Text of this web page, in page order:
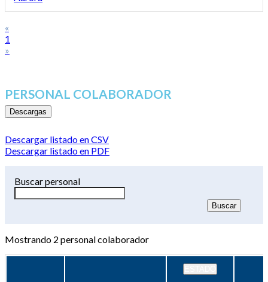
«
1
»
PERSONAL COLABORADOR
Descargas
Descargar listado en CSV
Descargar listado en PDF
Buscar personal
Mostrando 2 personal colaborador